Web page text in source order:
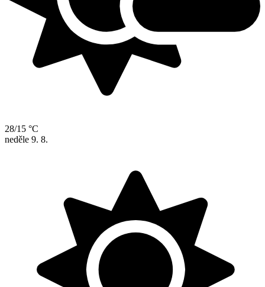
28/15 °C
neděle 9. 8.